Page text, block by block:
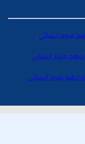
علوم انسانی
علوم انسانی
علوم انسانی